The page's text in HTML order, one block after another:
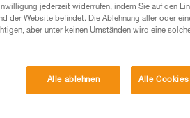
Tech Tipp geht,
verstehen zu
Informationen richtig
und ein spezielles
sind, den Vorgang
jederzeit widerrufen, indem Sie auf den
der Website befindet. Die Ablehnung aller oder
aber unter keinen Umständen wird eine
Alle ablehnen Alle